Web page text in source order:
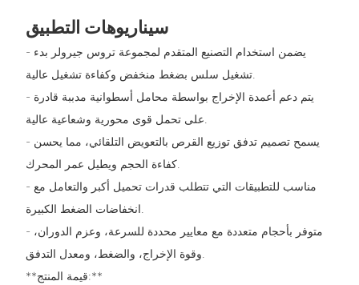
سيناريوهات التطبيق
- يضمن استخدام التصنيع المتقدم لمجموعة تروس جيرولر بدء
تشغيل سلس بضغط منخفض وكفاءة تشغيل عالية.
- يتم دعم أعمدة الإخراج بواسطة محامل أسطوانية مدببة قادرة
- يسمح تصميم تدفق توزيع القرص بالتعويض التلقائي، مما يحسن
كفاءة الحجم ويطيل عمر المحرك.
- مناسب للتطبيقات التي تتطلب قدرات تحميل أكبر والتعامل مع
- متوفر بأحجام متعددة مع معايير محددة للسرعة، وعزم الدوران،
**قيمة المنتج:**